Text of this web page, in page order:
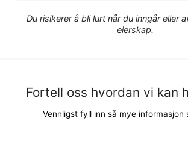
Du risikerer å bli lurt når du inngår eller
eierskap.
Fortell oss hvordan vi kan
Vennligst fyll inn så mye informasjon